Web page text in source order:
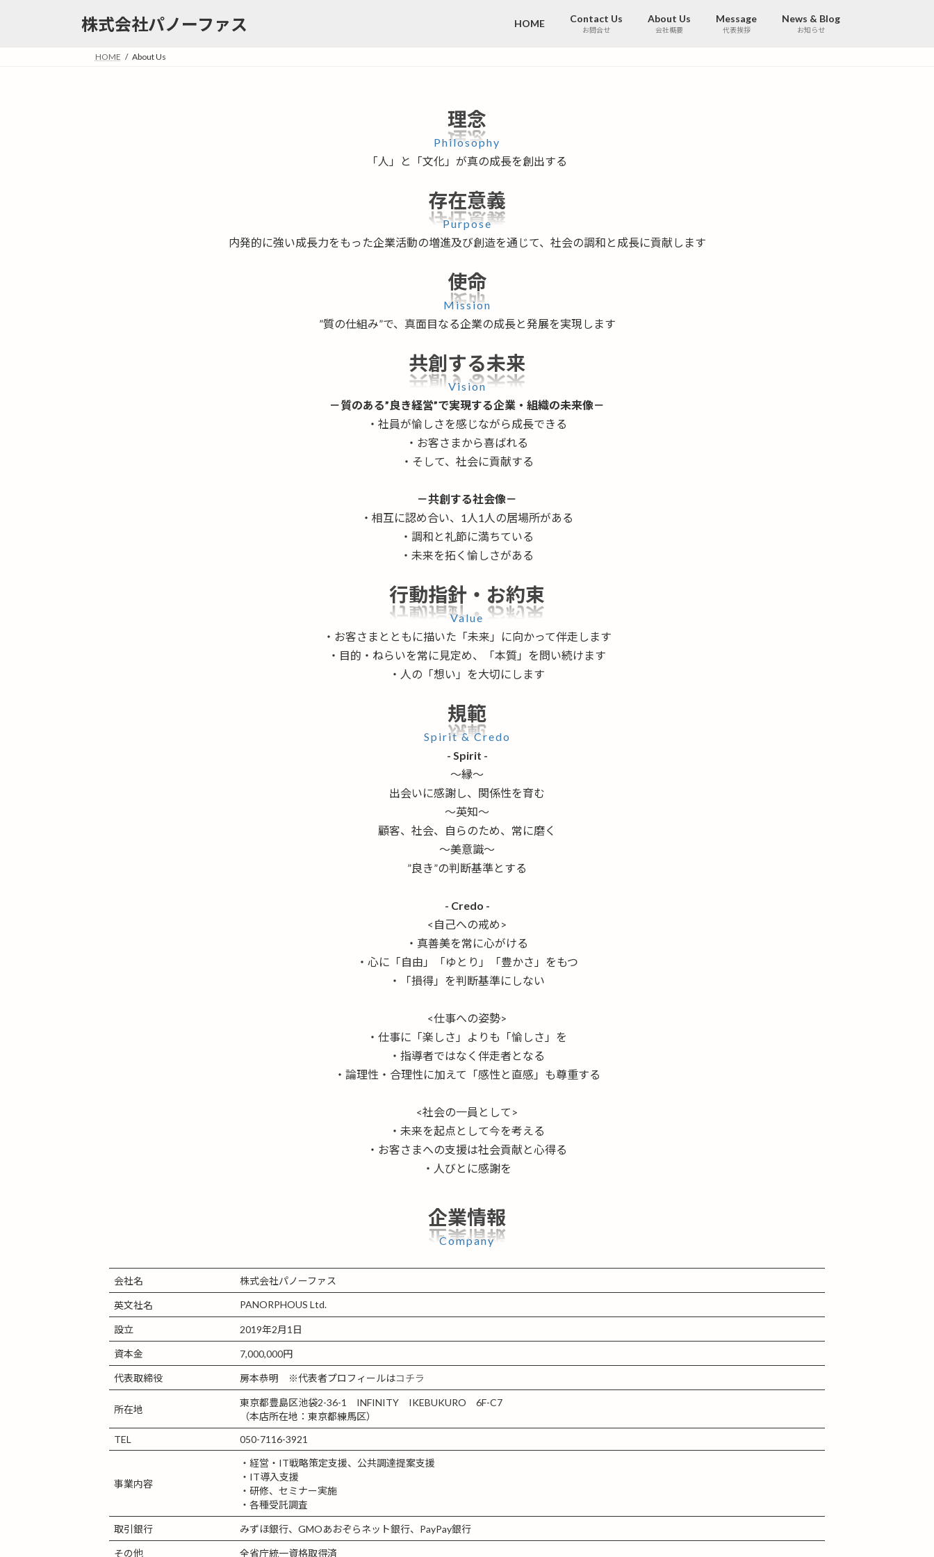
株式会社パノーファス HOME Contact Us
お問合せ
About Us
会社概要
Message
代表挨拶
News & Blog
お知らせ
HOME About Us
理念
Philosophy
「人」と「文化」が真の成長を創出する
存在意義
Purpose
内発的に強い成長力をもった企業活動の増進及び創造を通じて、社会の調和と成長に貢献します
使命
Mission
”質の仕組み”で、真面目なる企業の成長と発展を実現します
共創する未来
Vision
－質のある”良き経営”で実現する企業・組織の未来像－
・社員が愉しさを感じながら成長できる
・お客さまから喜ばれる
・そして、社会に貢献する
－共創する社会像－
・相互に認め合い、1人1人の居場所がある
・調和と礼節に満ちている
・未来を拓く愉しさがある
行動指針・お約束
Value
・お客さまとともに描いた「未来」に向かって伴走します
・目的・ねらいを常に見定め、「本質」を問い続けます
・人の「想い」を大切にします
規範
Spirit & Credo
- Spirit -
～縁～
出会いに感謝し、関係性を育む
～英知～
顧客、社会、自らのため、常に磨く
～美意識～
”良き”の判断基準とする
- Credo -
<自己への戒め>
・真善美を常に心がける
・心に「自由」「ゆとり」「豊かさ」をもつ
・「損得」を判断基準にしない
<仕事への姿勢>
・仕事に「楽しさ」よりも「愉しさ」を
・指導者ではなく伴走者となる
・論理性・合理性に加えて「感性と直感」も尊重する
<社会の一員として>
・未来を起点として今を考える
・お客さまへの支援は社会貢献と心得る
・人びとに感謝を
企業情報
Company
会社名 株式会社パノーファス
英文社名 PANORPHOUS Ltd.
設立 2019年2月1日
資本金 7,000,000円
代表取締役 房本恭明 ※代表者プロフィールはコチラ
所在地
東京都豊島区池袋2-36-1 INFINITY IKEBUKURO 6F-C7
（本店所在地：東京都練馬区）
TEL
050-7116-3921
事業内容
・経営・IT戦略策定支援、公共調達提案支援
・IT導入支援
・研修、セミナー実施
・各種受託調査
取引銀行 みずほ銀行、GMOあおぞらネット銀行、PayPay銀行
その他 全省庁統一資格取得済